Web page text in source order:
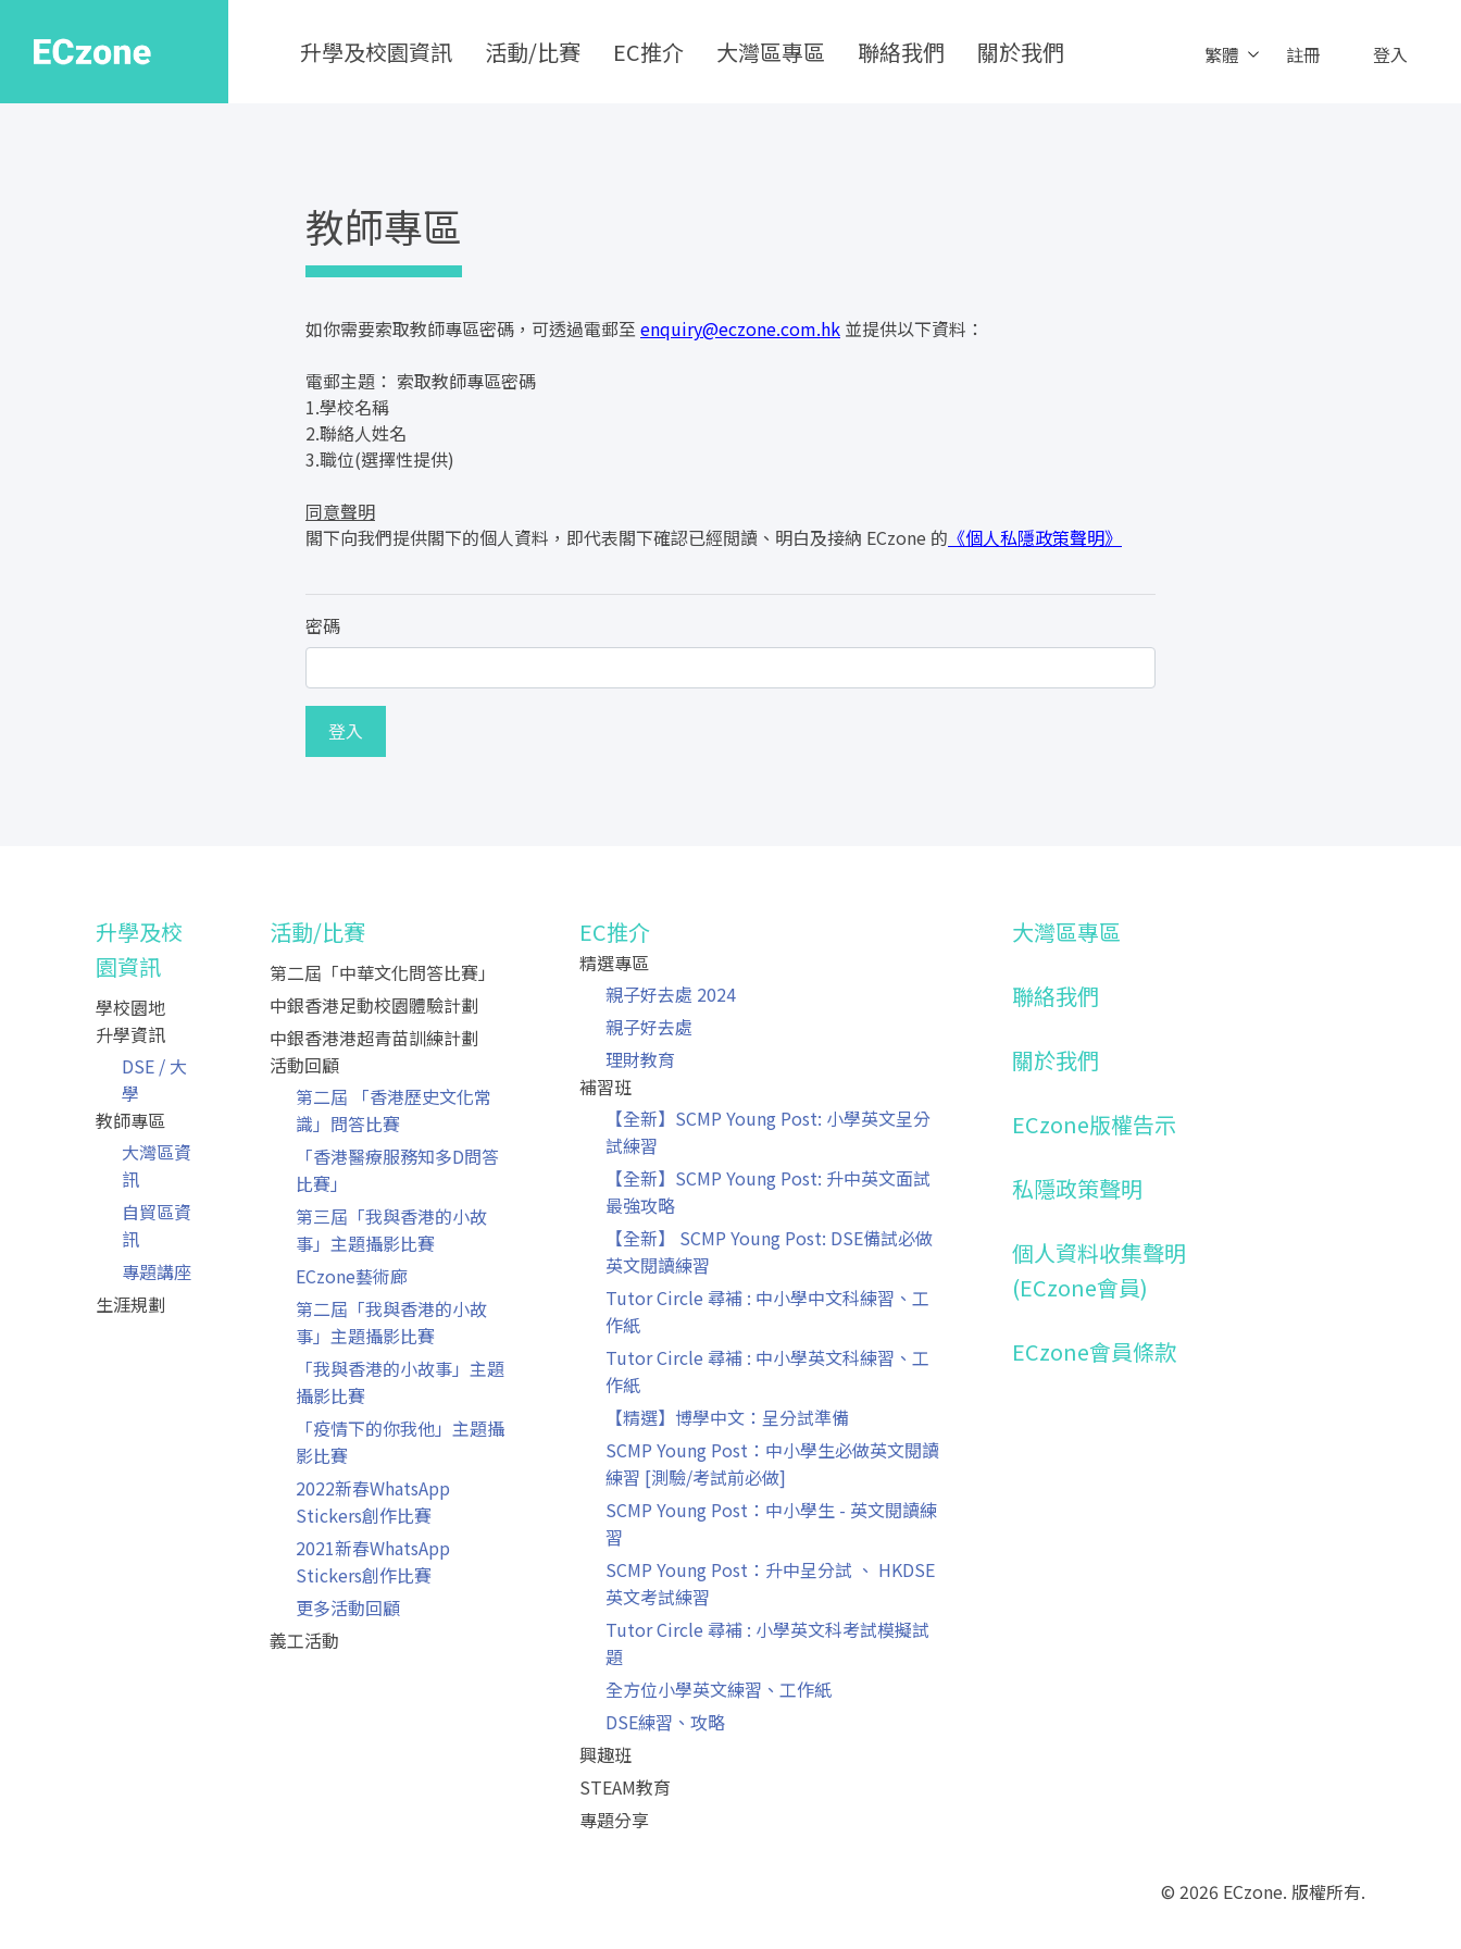
升學及校園資訊 活動/比賽 EC推介 大灣區專區 聯絡我們 關於我們 繁體 註冊 登入
教師專區
如你需要索取教師專區密碼，可透過電郵至enquiry@eczone.com.hk 並提供以下資料：
電郵主題： 索取教師專區密碼
1.學校名稱
2.聯絡人姓名
3.職位(選擇性提供)
同意聲明
閣下向我們提供閣下的個人資料，即代表閣下確認已經閲讀、明白及接納 ECzone 的 《個人私隱政策聲明》
密碼
登入
升學及校
園資訊
學校園地
升學資訊
DSE / 大
學
教師專區
大灣區資
訊
自貿區資
訊
專題講座
生涯規劃
活動/比賽
第二屆「中華文化問答比賽」
中銀香港足動校園體驗計劃
中銀香港港超青苗訓練計劃
活動回顧
第二屆 「香港歷史文化常
識」問答比賽
「香港醫療服務知多D問答
比賽」
第三屆「我與香港的小故
事」主題攝影比賽
ECzone藝術廊
第二屆「我與香港的小故
事」主題攝影比賽
「我與香港的小故事」主題
攝影比賽
「疫情下的你我他」主題攝
影比賽
2022新春WhatsApp
Stickers創作比賽
2021新春WhatsApp
Stickers創作比賽
更多活動回顧
義工活動
EC推介
精選專區
親子好去處 2024
親子好去處
理財教育
補習班
【全新】SCMP Young Post: 小學英文呈分
試練習
【全新】SCMP Young Post: 升中英文面試
最強攻略
【全新】 SCMP Young Post: DSE備試必做
英文閱讀練習
Tutor Circle 尋補 : 中小學中文科練習、工
作紙
Tutor Circle 尋補 : 中小學英文科練習、工
作紙
【精選】博學中文：呈分試準備
SCMP Young Post：中小學生必做英文閱讀
練習 [測驗/考試前必做]
SCMP Young Post：中小學生 - 英文閱讀練
習
SCMP Young Post：升中呈分試 、 HKDSE
英文考試練習
Tutor Circle 尋補 : 小學英文科考試模擬試
題
全方位小學英文練習、工作紙
DSE練習、攻略
興趣班
STEAM教育
專題分享
大灣區專區
聯絡我們
關於我們
ECzone版權告示
私隱政策聲明
個人資料收集聲明
(ECzone會員)
ECzone會員條款
© 2026 ECzone. 版權所有.